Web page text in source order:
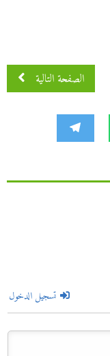
الصفحة التالية
تسجيل الدخول